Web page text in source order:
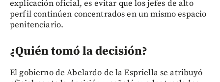
explicación oficial, es evitar que los jefes de alto
perfil continúen concentrados en un mismo espacio
penitenciario.
¿Quién tomó la decisión?
El gobierno de Abelardo de la Espriella se atribuyó